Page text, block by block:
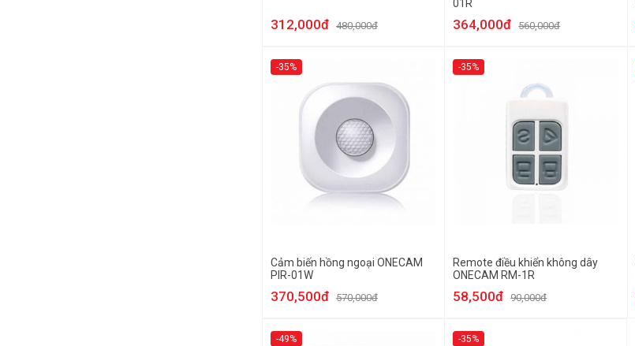
312,000đ 480,000đ
01R
364,000đ 560,000đ
-35%
Cảm biến hồng ngoại ONECAM
PIR-01W
370,500đ 570,000đ
-35%
Remote điều khiển không dây
ONECAM RM-1R
58,500đ 90,000đ
-49% -35%